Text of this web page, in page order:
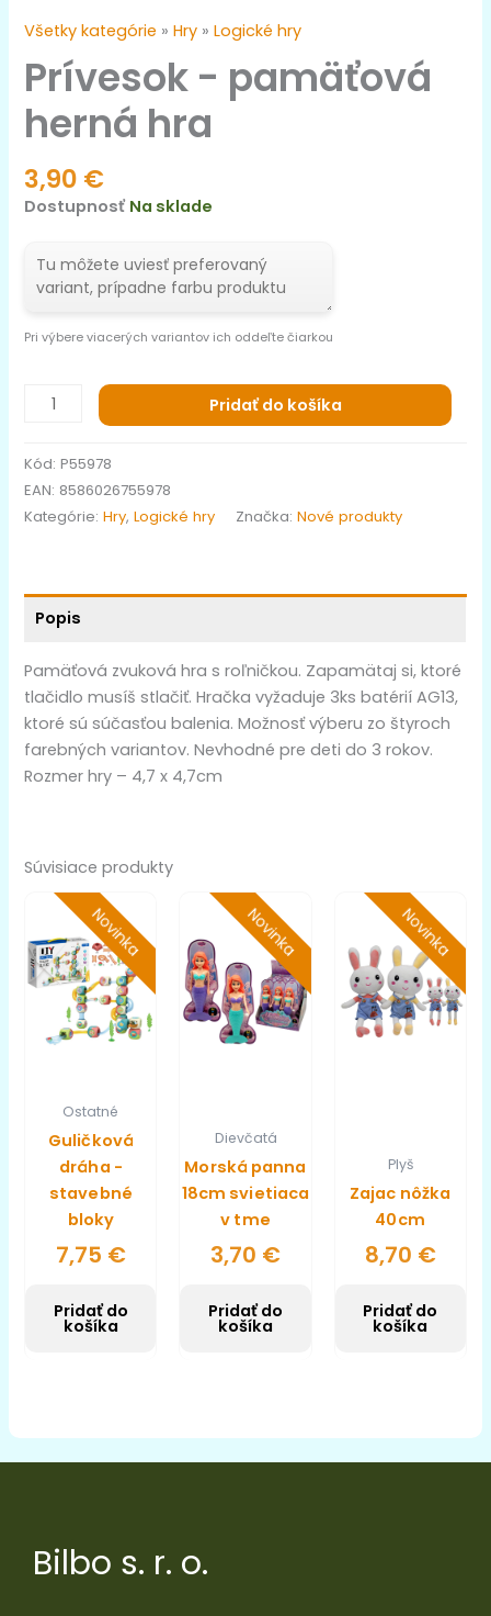
Všetky kategórie »Hry »Logické hry
Prívesok - pamäťová
herná hra
3,90 €
Dostupnosť Na sklade
Pri výbere viacerých variantov ich oddeľte čiarkou
Pridať do košíka
Kód:P55978
EAN: 8586026755978
Kategórie:Hry,Logické hry Značka:Nové produkty
Popis
Pamäťová zvuková hra s roľničkou. Zapamätaj si, ktoré
tlačidlo musíš stlačiť. Hračka vyžaduje 3ks batérií AG13,
ktoré sú súčasťou balenia. Možnosť výberu zo štyroch
farebných variantov. Nevhodné pre deti do 3 rokov.
Rozmer hry – 4,7 x 4,7cm
Súvisiace produkty
Novinka
Ostatné
Guličková
dráha -
stavebné
bloky
7,75 €
Pridať do
košíka
Novinka
Dievčatá
Morská panna
18cm svietiaca
v tme
3,70 €
Pridať do
košíka
Novinka
Plyš
Zajac nôžka
40cm
8,70 €
Pridať do
košíka
Bilbo s. r. o.